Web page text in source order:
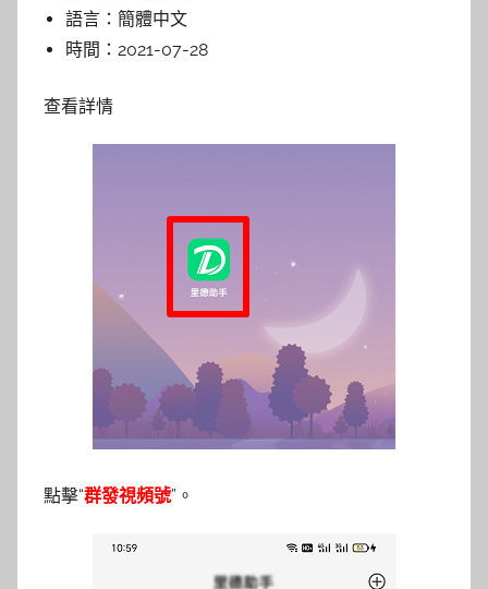
語言： 簡體中文
時間： 2021-07-28
查看詳情
點擊“群發視頻號”。